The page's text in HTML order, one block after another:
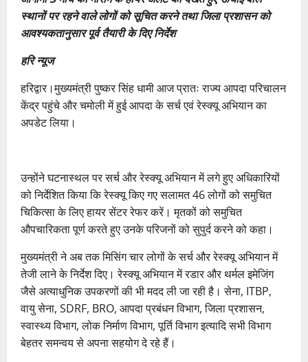
स्थानों पर रहने वाले लोगों को सूचित करने तथा जिला प्रशासन को
आवश्यकतानुसार पूर्व तैयारी के दिए निर्देश
हरि न्यूज
हरिद्वार।मुख्यमंत्री पुष्कर सिंह धामी आज प्रातः राज्य आपदा परिचालन
केंद्र पहुंचे और चमोली में हुई आपदा के सर्च एवं रेस्क्यू अभियान का
अपडेट लिया।
उन्होंने घटनास्थल पर सर्च और रेस्क्यू अभियान में लगे हुए अधिकारियों
को निर्देशित किया कि रेस्क्यू किए गए सलामत 46 लोगों को समुचित
चिकित्सा के लिए हायर सेंटर रेफर करें। मृतकों को समुचित
औपचारिकता पूर्ण करते हुए उनके परिजनों को सुपुर्द करने को कहा।
मुख्यमंत्री ने अब तक मिसिंग चार लोगों के सर्च और रेस्क्यू अभियान में
तेजी लाने के निर्देश दिए। रेस्क्यू अभियान में रडार और थर्मल इमेजिंग
जैसे अत्याधुनिक उपकरणों की भी मदद ली जा रही है। सेना, ITBP,
वायु सेना, SDRF, BRO, आपदा प्रबंधन विभाग, जिला प्रशासन,
स्वास्थ्य विभाग, लोक निर्माण विभाग, पूर्ति विभाग इत्यादि सभी विभाग
बेहतर समन्वय से अपना सहयोग दे रहे हैं।